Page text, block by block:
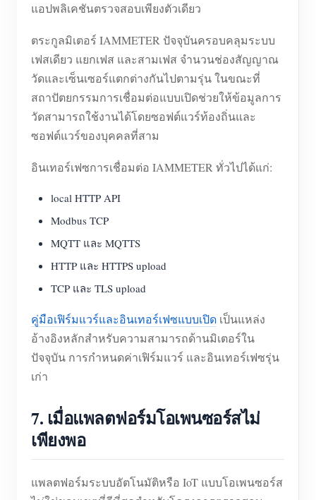
แอปพลิเคชันตรวจสอบเพียงตัวเดียว
ตระกูลมิเตอร์ IAMMETER ปัจจุบันครอบคลุมระบบ
เฟสเดียว แยกเฟส และสามเฟส จำนวนช่องสัญญาณ
วัดและเซ็นเซอร์แตกต่างกันไปตามรุ่น ในขณะที่
สถาปัตยกรรมการเชื่อมต่อแบบเปิดช่วยให้ข้อมูลการ
วัดสามารถใช้งานได้โดยซอฟต์แวร์ท้องถิ่นและ
ซอฟต์แวร์ของบุคคลที่สาม
อินเทอร์เฟซการเชื่อมต่อ IAMMETER ทั่วไปได้แก่:
local HTTP API
Modbus TCP
MQTT และ MQTTS
HTTP และ HTTPS upload
TCP และ TLS upload
คู่มือเฟิร์มแวร์และอินเทอร์เฟซแบบเปิด เป็นแหล่ง
อ้างอิงหลักสำหรับความสามารถด้านมิเตอร์ใน
ปัจจุบัน การกำหนดค่าเฟิร์มแวร์ และอินเทอร์เฟซรุ่น
เก่า
7. เมื่อแพลตฟอร์มโอเพนซอร์สไม่
เพียงพอ
แพลตฟอร์มระบบอัตโนมัติหรือ IoT แบบโอเพนซอร์ส